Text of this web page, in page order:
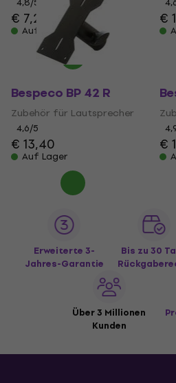
€ 7,29
Auf Lager
€
Bespeco BP 42 R
Zubehör für Lautsprecher
4,6/5
€ 13,40
Auf Lager
€
Erweiterte 3-
Jahres-Garantie
Bis zu 30
Über 3 Millionen
Kunden